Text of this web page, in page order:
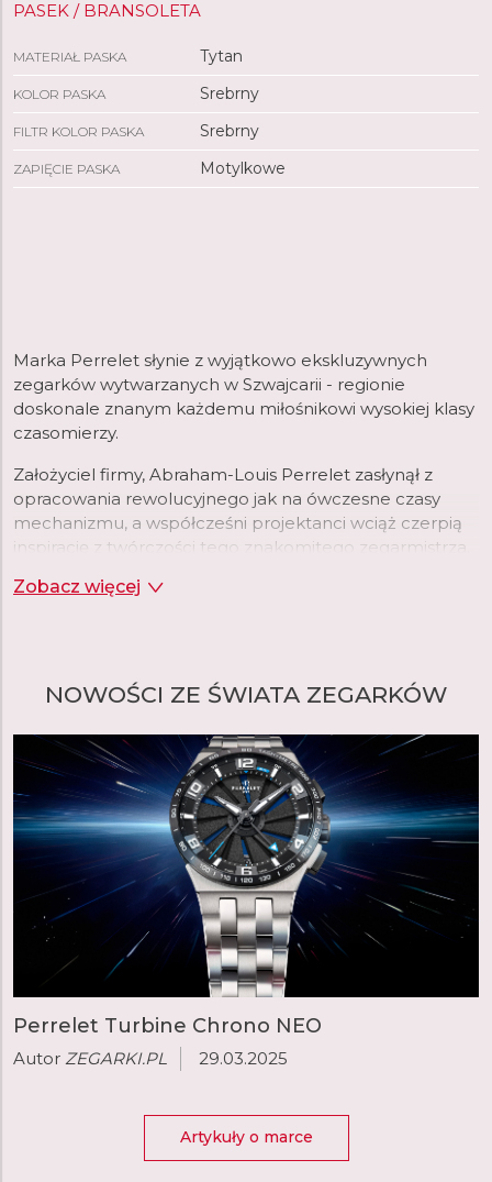
PASEK / BRANSOLETA
MATERIAŁ PASKA Tytan
KOLOR PASKA Srebrny
FILTR KOLOR PASKA Srebrny
ZAPIĘCIE PASKA Motylkowe
Marka Perrelet słynie z wyjątkowo ekskluzywnych
zegarków wytwarzanych w Szwajcarii - regionie
doskonale znanym każdemu miłośnikowi wysokiej klasy
czasomierzy.
Założyciel firmy, Abraham-Louis Perrelet zasłynął z
opracowania rewolucyjnego jak na ówczesne czasy
mechanizmu, a współcześni projektanci wciąż czerpią
inspirację z twórczości tego znakomitego zegarmistrza.
oraz najwyższej jakości mechanizmy.
Zobacz więcej
NOWOŚCI ZE ŚWIATA ZEGARKÓW
Perrelet Turbine Chrono NEO
Autor ZEGARKI.PL 29.03.2025
Artykuły o marce